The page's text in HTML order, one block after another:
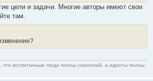
цели и задачи. Многие авторы имеют свои
там.
что воспитанные люди полны сомнений, а идиоты полны